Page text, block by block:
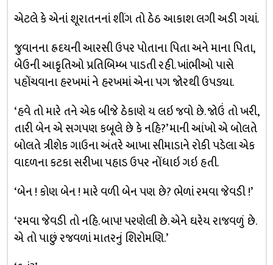
એટલે કે એનાં શૂરાતનનાં શીંગ તો ઠેઠ આકાશ લગી અડી ગયાં.
જુવાનના હ્રદયની આરસી ઉપર પોતાના પિતા અને માના પિતા,
બેઉની આકૃતિઓ પ્રતિબિમ્બ પાડતી રહી. ખાંભીઓ પાસે
પહોંચવાના હરખમાં ને હરખમાં એના પગ જોરથી ઉપડ્યા.
‘હવે તો મારે તને એક બીજે ઠેકાણે ય લઇ જવો છે. જોઉં તો ખરી,
તારી બેન એ સગપણ કબૂલે છે કે નહિ?’ માની આંખો એ બોલતે
બોલતે ત્રીશેક ગાઉના અંતરે આખા સીમાડાને રોકી પડેલા એક
વાદળના કટકા સરીખા પહાડ ઉપર નોંધાઇ ગઇ હતી.
‘બેન ! કોણ બેન ! મારે વળી બેન પણ છે? ભેળાં રમવા જેવડી !’
‘રમવા જેવડી તો નહિ. બાપ! પરણેલી છે. એને ઘરેય રાજવળું છે.
એ તો પાછું રજવળાં માતરનું શિરોમણિ.’